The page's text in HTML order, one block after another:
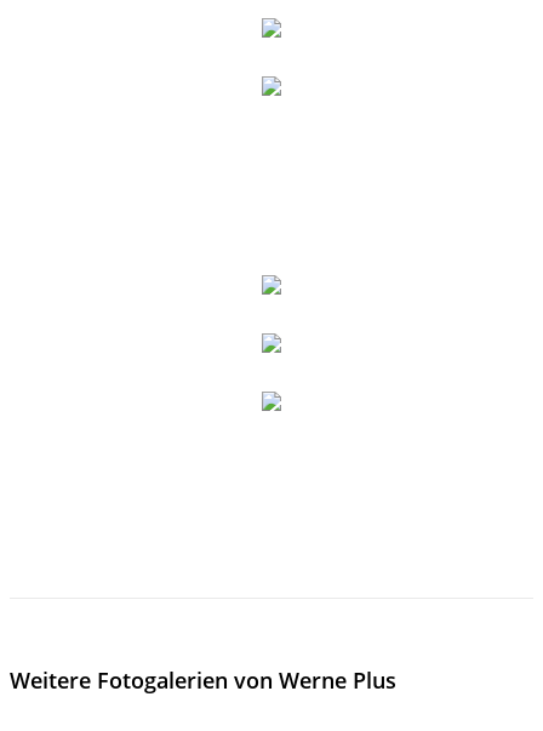
Weitere Fotogalerien von Werne Plus